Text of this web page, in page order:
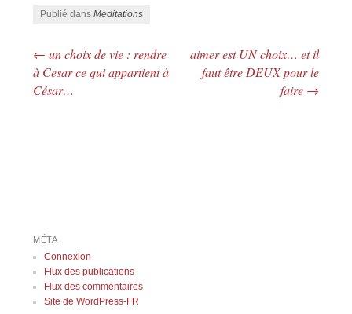
Publié dansMeditations
Navigation des articles
← un choix de vie : rendre
à Cesar ce qui appartient à
César…
aimer est UN choix… et il
faut être DEUX pour le
faire →
MÉTA
Connexion
Flux des publications
Flux des commentaires
Site de WordPress-FR